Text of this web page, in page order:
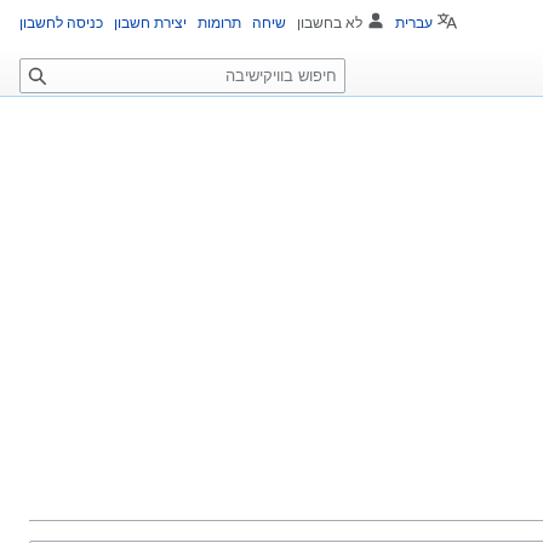
עברית לא בחשבון שיחה תרומות יצירת חשבון כניסה לחשבון
ח
י